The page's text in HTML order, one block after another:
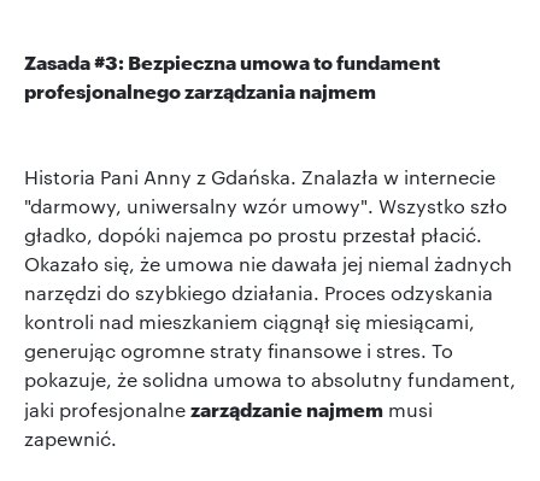
Zasada #3: Bezpieczna umowa to fundament
profesjonalnego zarządzania najmem
Historia Pani Anny z Gdańska. Znalazła w internecie
"darmowy, uniwersalny wzór umowy". Wszystko szło
gładko, dopóki najemca po prostu przestał płacić.
Okazało się, że umowa nie dawała jej niemal żadnych
narzędzi do szybkiego działania. Proces odzyskania
kontroli nad mieszkaniem ciągnął się miesiącami,
generując ogromne straty finansowe i stres. To
pokazuje, że solidna umowa to absolutny fundament,
jaki profesjonalnezarządzanie najmem musi
zapewnić.